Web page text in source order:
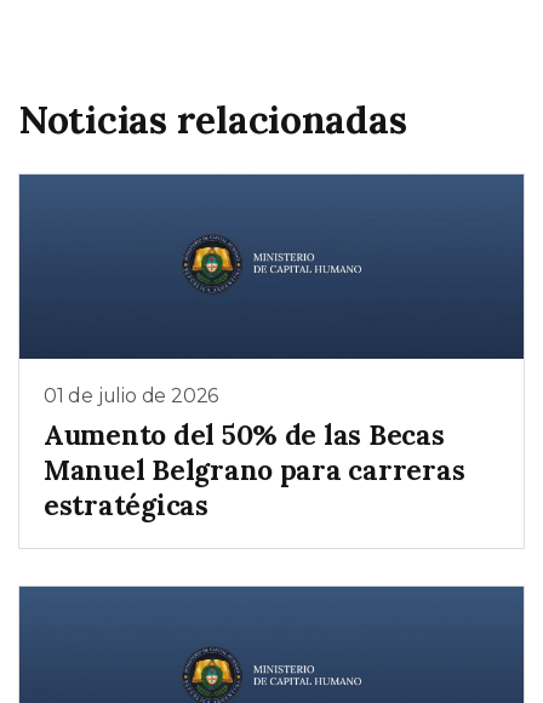
Noticias relacionadas
01 de julio de 2026
Aumento del 50% de las Becas
Manuel Belgrano para carreras
estratégicas